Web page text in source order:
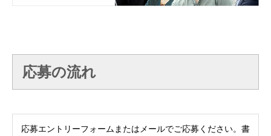
応募の流れ
応募エントリーフォームまたはメールでご応募ください。書